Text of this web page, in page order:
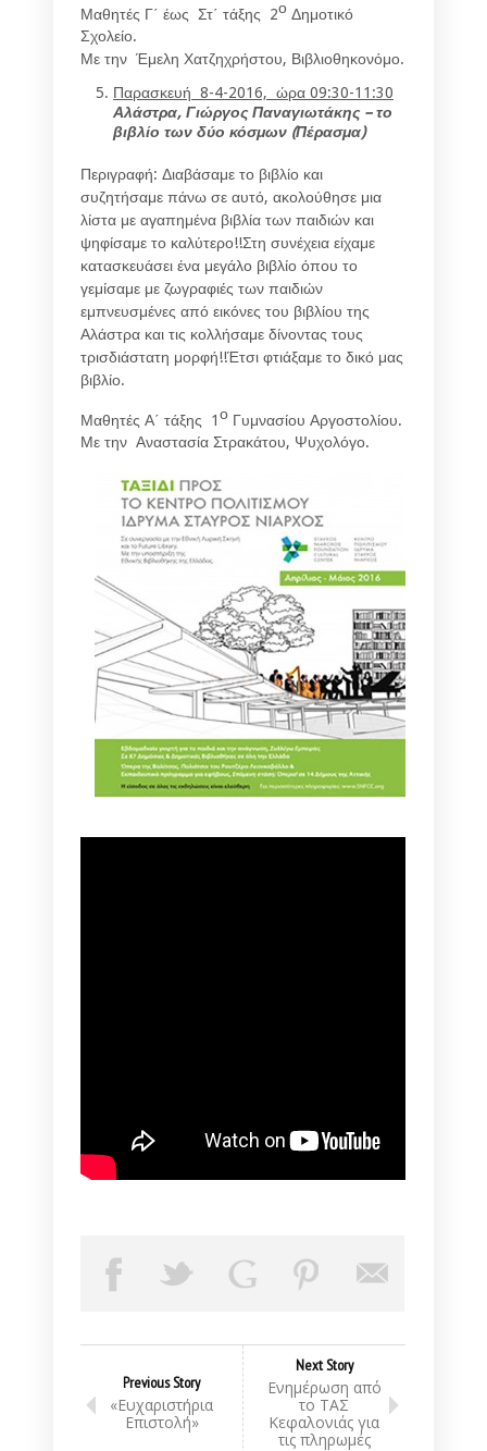
Μαθητές Γ΄ έως Στ΄ τάξης 2ο Δημοτικό
Σχολείο.
Με την Έμελη Χατζηχρήστου, Βιβλιοθηκονόμο.
Παρασκευή 8-4-2016, ώρα 09:30-11:30
Αλάστρα, Γιώργος Παναγιωτάκης – το
βιβλίο των δύο κόσμων (Πέρασμα)
Περιγραφή: Διαβάσαμε το βιβλίο και
συζητήσαμε πάνω σε αυτό, ακολούθησε μια
λίστα με αγαπημένα βιβλία των παιδιών και
ψηφίσαμε το καλύτερο!!Στη συνέχεια είχαμε
κατασκευάσει ένα μεγάλο βιβλίο όπου το
γεμίσαμε με ζωγραφιές των παιδιών
εμπνευσμένες από εικόνες του βιβλίου της
Αλάστρα και τις κολλήσαμε δίνοντας τους
τρισδιάστατη μορφή!!Έτσι φτιάξαμε το δικό μας
βιβλίο.
Μαθητές Α΄ τάξης 1ο Γυμνασίου Αργοστολίου.
Με την Αναστασία Στρακάτου, Ψυχολόγο.
Previous Story
«Ευχαριστήρια
Επιστολή»
Next Story
Ενημέρωση από
το ΤΑΣ
Κεφαλονιάς για
τις πληρωμές